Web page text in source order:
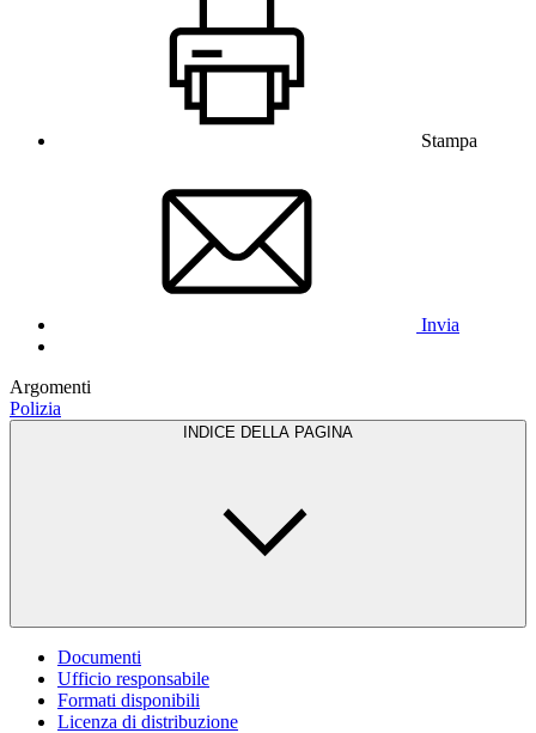
Stampa
Invia
Argomenti
Polizia
INDICE DELLA PAGINA
Documenti
Ufficio responsabile
Formati disponibili
Licenza di distribuzione